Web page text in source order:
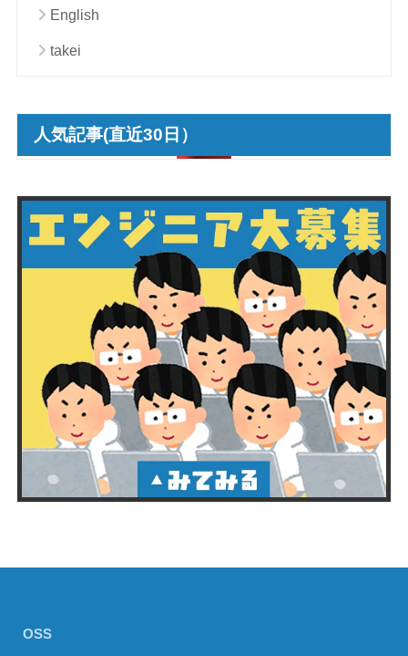
English
takei
人気記事(直近30日）
OSS